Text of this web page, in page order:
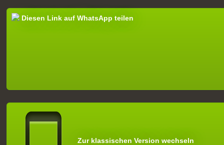
Diesen Link auf WhatsApp teilen
Zur klassischen Version wechseln